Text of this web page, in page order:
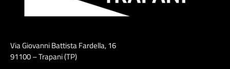
Via Giovanni Battista Fardella, 16
91100 – Trapani (TP)